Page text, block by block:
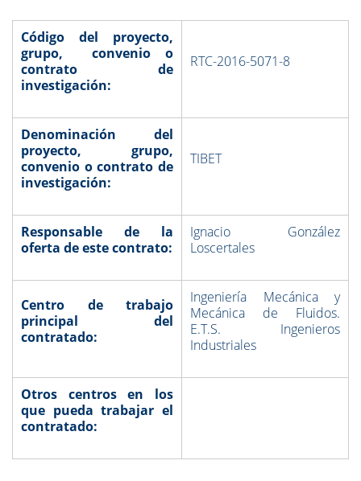
Código del proyecto,
grupo, convenio o
contrato de
investigación:
RTC-2016-5071-8
Denominación del
proyecto, grupo,
convenio o contrato de
investigación:
TIBET
Responsable de la
oferta de este contrato:
Ignacio González
Loscertales
Centro de trabajo
principal del
contratado:
Ingeniería Mecánica y
Mecánica de Fluidos.
E.T.S. Ingenieros
Industriales
Otros centros en los
que pueda trabajar el
contratado: